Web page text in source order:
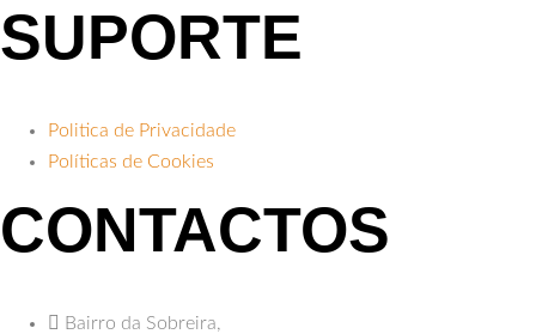
SUPORTE
Politica de Privacidade
Políticas de Cookies
CONTACTOS
Bairro da Sobreira,